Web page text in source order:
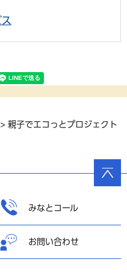
> 親子でエコっとプロジェクト
みなとコール
お問い合わせ
ページ
の先頭